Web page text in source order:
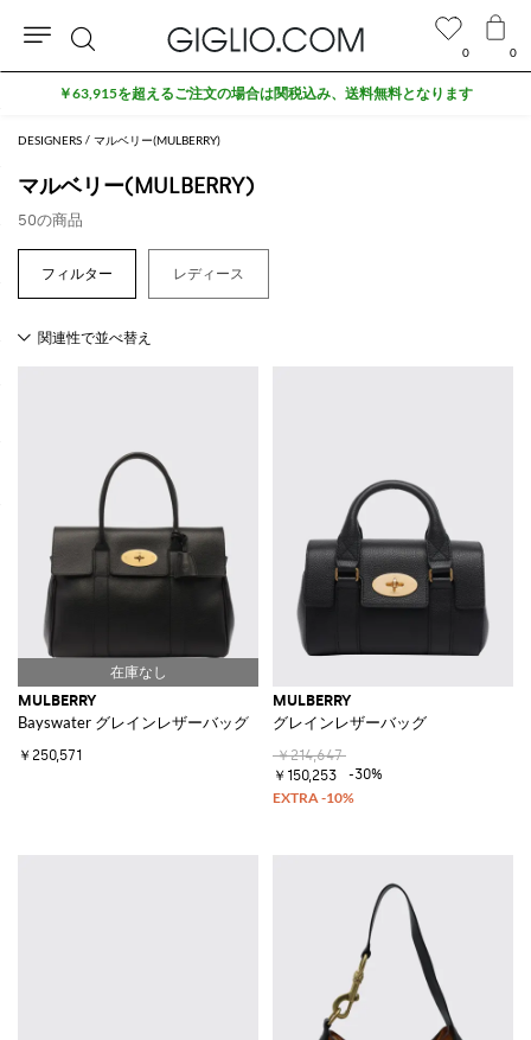
DESIGNERS マルベリー(MULBERRY)
マルベリー(MULBERRY)
50の商品
レディース
MULBERRY
Bayswater グレインレザーバッグ
￥250,571
MULBERRY
グレインレザーバッグ
￥214,647
￥150,253
-30%
0 0
検
索
セール商品がさらに10%オフ